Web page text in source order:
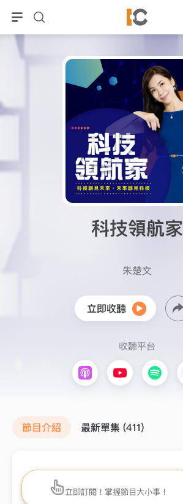
科技領航家
朱楚文
立即收聽
收聽平台
節目介紹 最新單集 (411)
立即訂閱！掌握節目大小事！